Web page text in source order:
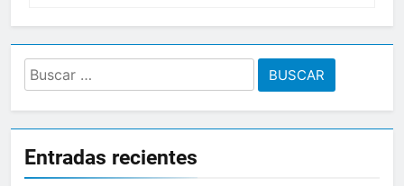
Buscar:
Entradas recientes